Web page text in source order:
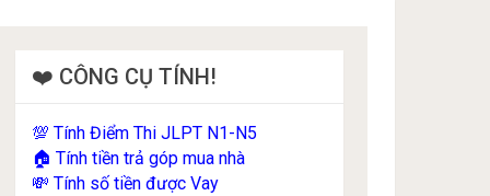
❤️ CÔNG CỤ TÍNH!
💯Tính Điểm Thi JLPT N1-N5
🏠Tính tiền trả góp mua nhà
💸Tính số tiền được Vay